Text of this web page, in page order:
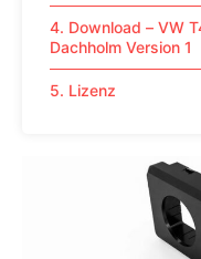
4. Download – VW
Dachholm Version 1
5. Lizenz